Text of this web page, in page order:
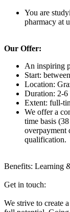
You are
pharmacy at
Our Offer:
An inspiring
Start:
Location:
Duration: 2-6
Extent: full-
We offer a
time basis
overpayment
qualification.
Benefits: Learning
Get in touch:
We strive to create